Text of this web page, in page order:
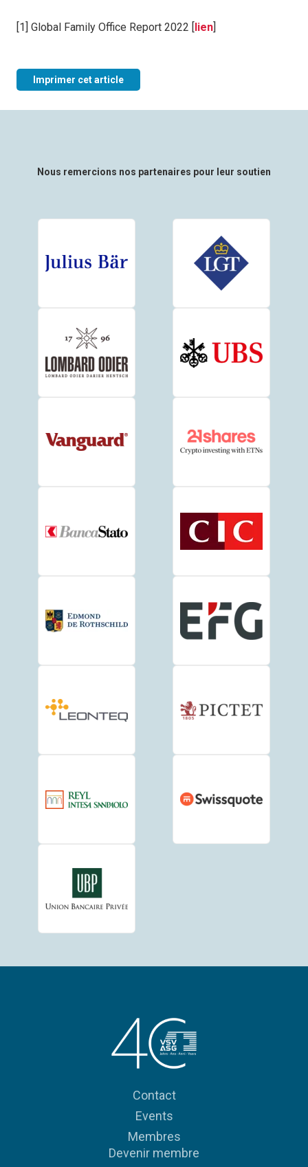
[1] Global Family Office Report 2022 [lien]
Imprimer cet article
Nous remercions nos partenaires pour leur soutien
Contact
Events
Membres
Devenir membre